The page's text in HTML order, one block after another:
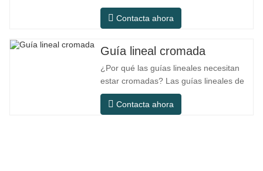
movimiento lineal de alto rendimiento
diseñado específicamente para equipos
características de estructura compacta,
posicionamiento y pequeño espacio de
Contacta ahora
Guía lineal cromada
¿Por qué las guías lineales necesitan
estar cromadas? Las guías lineales de
acero ordinario pueden satisfacer las
necesidades operativas básicas en
Contacta ahora